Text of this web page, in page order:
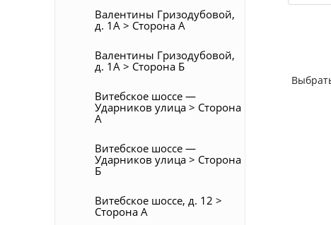
Валентины Гризодубовой,
д. 1А > Сторона А
Валентины Гризодубовой,
д. 1А > Сторона Б
Витебское шоссе —
Ударников улица > Сторона
А
Витебское шоссе —
Ударников улица > Сторона
Б
Витебское шоссе, д. 12 >
Сторона А